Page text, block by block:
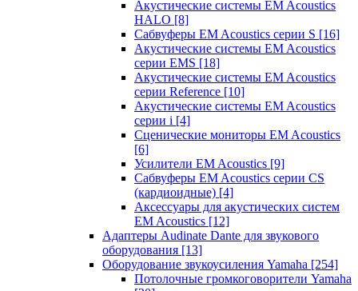
Акустические системы EM Acoustics
HALO [8]
Сабвуферы EM Acoustics серии S [16]
Акустические системы EM Acoustics
серии EMS [18]
Акустические системы EM Acoustics
серии Reference [10]
Акустические системы EM Acoustics
серии i [4]
Сценические мониторы EM Acoustics
[6]
Усилители EM Acoustics [9]
Сабвуферы EM Acoustics серии CS
(кардиоидные) [4]
Аксессуары для акустических систем
EM Acoustics [12]
Адаптеры Audinate Dante для звукового
оборудования [13]
Оборудование звукоусиления Yamaha [254]
Потолочные громкоговорители Yamaha